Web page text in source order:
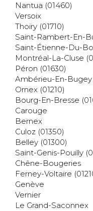
Nantua (01460)
Versoix
Thoiry (01710)
Saint-Rambert-En-
Saint-Étienne-Du-
Montréal-La-Cluse
Péron (01630)
Ambérieu-En-Bugey
Ornex (01210)
Bourg-En-Bresse
Carouge
Bernex
Culoz (01350)
Belley (01300)
Saint-Genis-Pouilly
Chêne-Bougeries
Ferney-Voltaire
Genève
Vernier
Le Grand-Saconnex